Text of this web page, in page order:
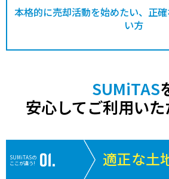
本格的に売却活動を始めたい、正
い方
SUMiTAS
安心してご利用い
SUMiTASの
ここが違う!
適正な土